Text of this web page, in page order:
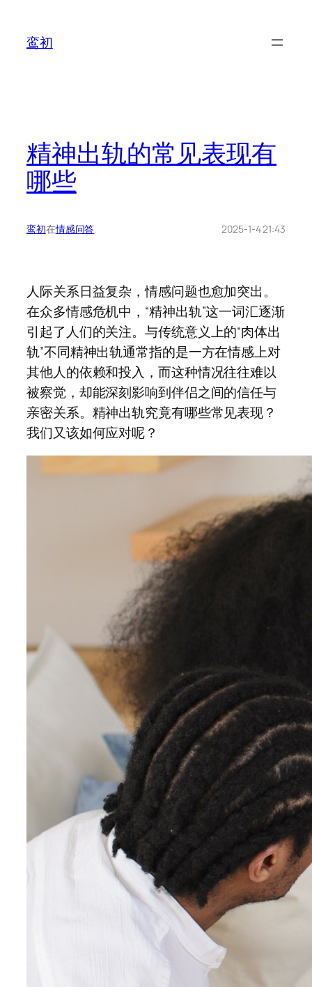
鸾初
精神出轨的常见表现有
哪些
鸾初在情感问答 2025-1-4 21:43
人际关系日益复杂，情感问题也愈加突出。
在众多情感危机中，“精神出轨”这一词汇逐渐
引起了人们的关注。与传统意义上的“肉体出
轨”不同精神出轨通常指的是一方在情感上对
其他人的依赖和投入，而这种情况往往难以
被察觉，却能深刻影响到伴侣之间的信任与
亲密关系。精神出轨究竟有哪些常见表现？
我们又该如何应对呢？